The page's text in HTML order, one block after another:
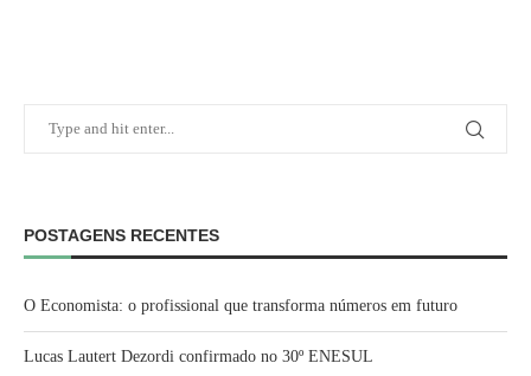
POSTAGENS RECENTES
O Economista: o profissional que transforma números em futuro
Lucas Lautert Dezordi confirmado no 30º ENESUL